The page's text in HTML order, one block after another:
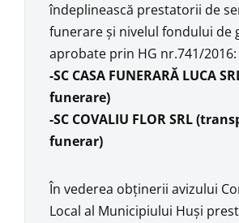
îndeplinească prestatorii de
funerare şi nivelul fondului de
aprobate prin HG nr.741/2016:
-SC CASA FUNERARĂ LUCA
funerare)
-SC COVALIU FLOR SRL
funerar)
În vederea obţinerii avizului
Local al Municipiului Huşi